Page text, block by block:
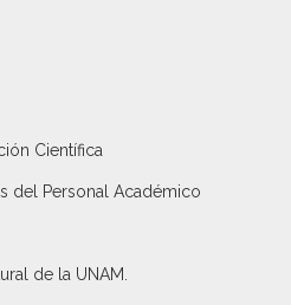
Científica
del Personal Académico
de la UNAM.